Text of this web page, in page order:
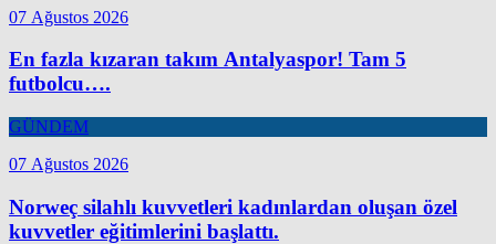
07 Ağustos 2026
En fazla kızaran takım Antalyaspor! Tam 5
futbolcu….
GÜNDEM
07 Ağustos 2026
Norweç silahlı kuvvetleri kadınlardan oluşan özel
kuvvetler eğitimlerini başlattı.